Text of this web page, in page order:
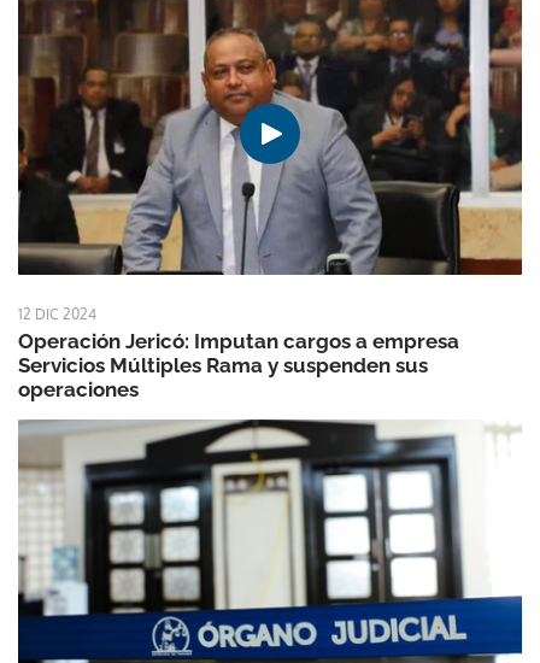
12 DIC 2024
Operación Jericó: Imputan cargos a empresa
Servicios Múltiples Rama y suspenden sus
operaciones